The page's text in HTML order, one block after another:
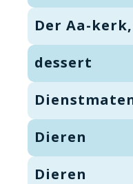
Der Aa-
dessert
Dieren
Dieren